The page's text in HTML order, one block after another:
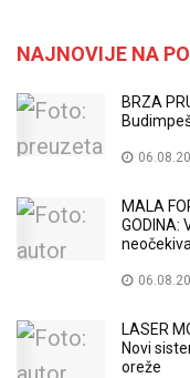
NAJNOVIJE NA
BRZA
MALA
GODINA:
LASER
Novi
oreže